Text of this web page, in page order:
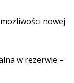
nowej
w rezerwie –